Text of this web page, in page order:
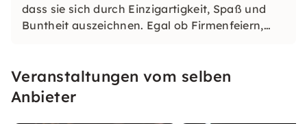
dass sie sich durch Einzigartigkeit, Spaß und
Buntheit auszeichnen. Egal ob Firmenfeiern,
erleben, welches Du so schnell nicht vergessen
wirst.
Veranstaltungen vom selben
Anbieter